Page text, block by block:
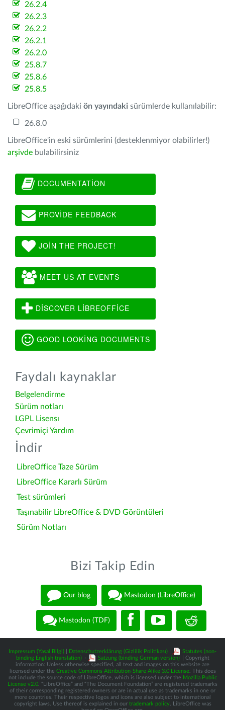
26.2.4
26.2.3
26.2.2
26.2.1
26.2.0
25.8.7
25.8.6
25.8.5
LibreOffice aşağıdaki ön yayındaki sürümlerde kullanılabilir:
26.8.0
LibreOffice'in eski sürümlerini (desteklenmiyor olabilirler!)
arşivde bulabilirsiniz
DOCUMENTATION
PROVIDE FEEDBACK
JOIN THE PROJECT!
MEET US AT EVENTS
DISCOVER LIBREOFFICE
GOOD LOOKING DOCUMENTS
Faydalı kaynaklar
Belgelendirme
Sürüm notları
LGPL Lisensı
Çevrimiçi Yardım
İndir
LibreOffice Taze Sürüm
LibreOffice Kararlı Sürüm
Test sürümleri
Taşınabilir LibreOffice & DVD Görüntüleri
Sürüm Notları
Bizi Takip Edin
Our blog Mastodon (LibreOffice)
Mastodon (TDF)
Impressum (Yasal Bilgi) Datenschutzerklärung (Gizlilik Politikası)
Statutes (non-
binding English translation) - Satzung (binding German version)
| Copyright
information: Unless otherwise specified, all text and images on this website are
licensed under the Creative Commons Attribution-Share Alike 3.0 License. This does
not include the source code of LibreOffice, which is licensed under the Mozilla Public
License v2.0 . “LibreOffice” and “The Document Foundation” are registered trademarks
of their corresponding registered owners or are in actual use as trademarks in one or
more countries. Their respective logos and icons are also subject to international
copyright laws. Use thereof is explained in our trademark policy. LibreOffice was